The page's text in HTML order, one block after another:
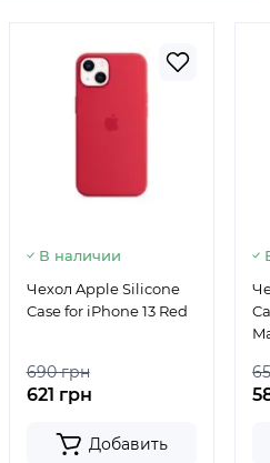
В наличии
Чехол Apple Silicone
Case for iPhone 13 Red
690 грн
621 грн
Добавить